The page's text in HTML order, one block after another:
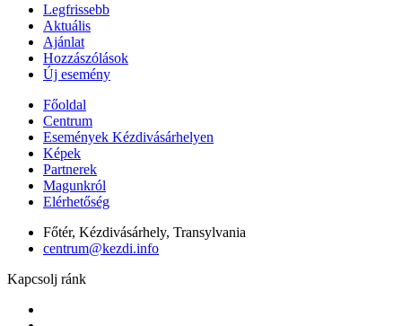
Legfrissebb
Aktuális
Ajánlat
Hozzászólások
Új esemény
Főoldal
Centrum
Események Kézdivásárhelyen
Képek
Partnerek
Magunkról
Elérhetőség
Főtér, Kézdivásárhely, Transylvania
centrum@kezdi.info
Kapcsolj ránk